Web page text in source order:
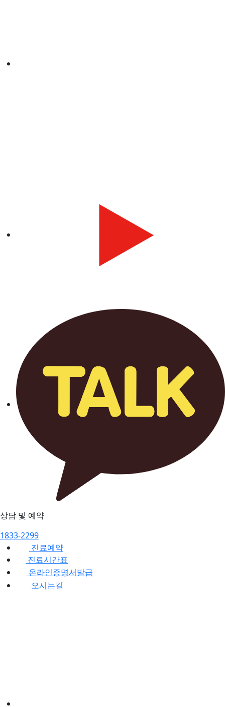
상담 및 예약
1833-2299
진료예약
진료시간표
온라인증명서발급
오시는길